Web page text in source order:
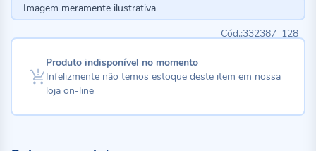
Imagem meramente ilustrativa
332387_128
Produto indisponível no momento
Infelizmente não temos estoque deste item em nossa
loja on-line